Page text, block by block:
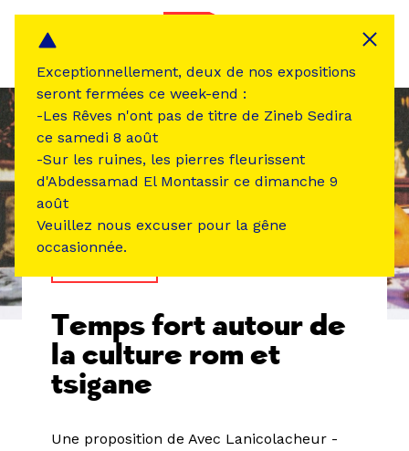
Temps fort autour de
la culture rom et
tsigane
Une proposition de Avec Lanicolacheur -
Exceptionnellement, deux de nos expositions
seront fermées ce week-end :
-Les Rêves n'ont pas de titre de Zineb Sedira
ce samedi 8 août
-Sur les ruines, les pierres fleurissent
d'Abdessamad El Montassir ce dimanche 9
août
Veuillez nous excuser pour la gêne
occasionnée.
Panneau de gestion des cookies